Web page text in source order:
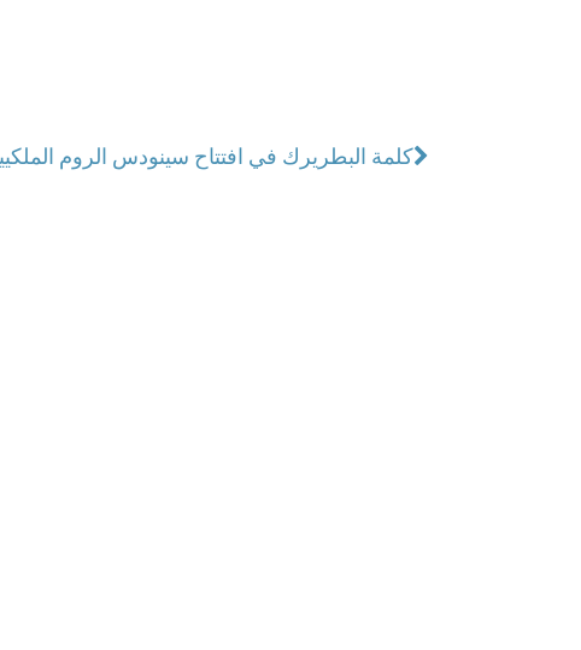
كلمة البطريرك في افتتاح سينودس الروم